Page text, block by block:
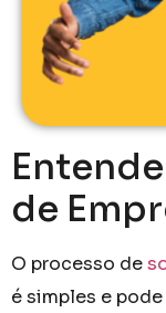
de
O processo de
é simples e